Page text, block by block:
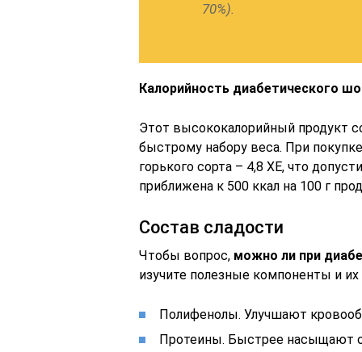
70%).
Калорийность диабетического
Этот высококалорийный продукт
быстрому набору веса. При
горького сорта – 4,8 ХЕ, что
приближена к 500 ккал на 100 г
Состав сладости
Чтобы вопрос, можно ли при
изучите полезные компоненты и их
Полифенолы. Улучшают
Протеины. Быстрее насыщают